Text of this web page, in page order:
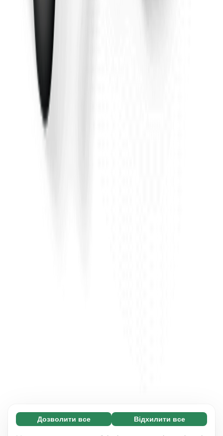
Обов'язкові (65)
Дозволити все Відхилити все